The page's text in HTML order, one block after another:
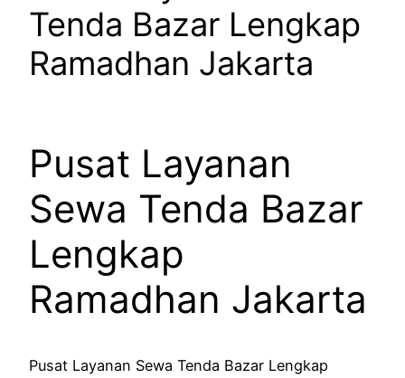
Tenda Bazar Lengkap
Ramadhan Jakarta
Pusat Layanan
Sewa Tenda Bazar
Lengkap
Ramadhan Jakarta
Pusat Layanan Sewa Tenda Bazar Lengkap